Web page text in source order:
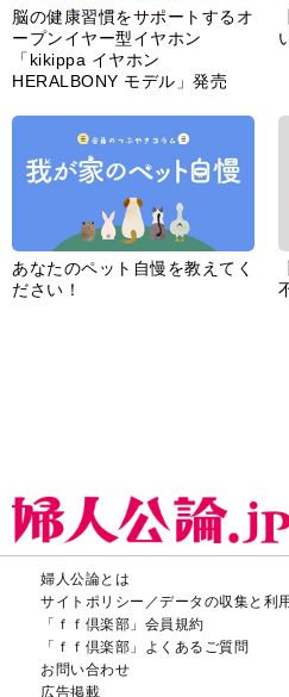
脳の健康習慣をサポートするオ
ープンイヤー型イヤホン
「kikippa イヤホン
HERALBONY モデル」発売
あなたのペット自慢を教えてく
ださい！
婦人公論とは
サイトポリシー／データの収集と利
「ｆｆ倶楽部」会員規約
「ｆｆ倶楽部」よくあるご質問
お問い合わせ
広告掲載